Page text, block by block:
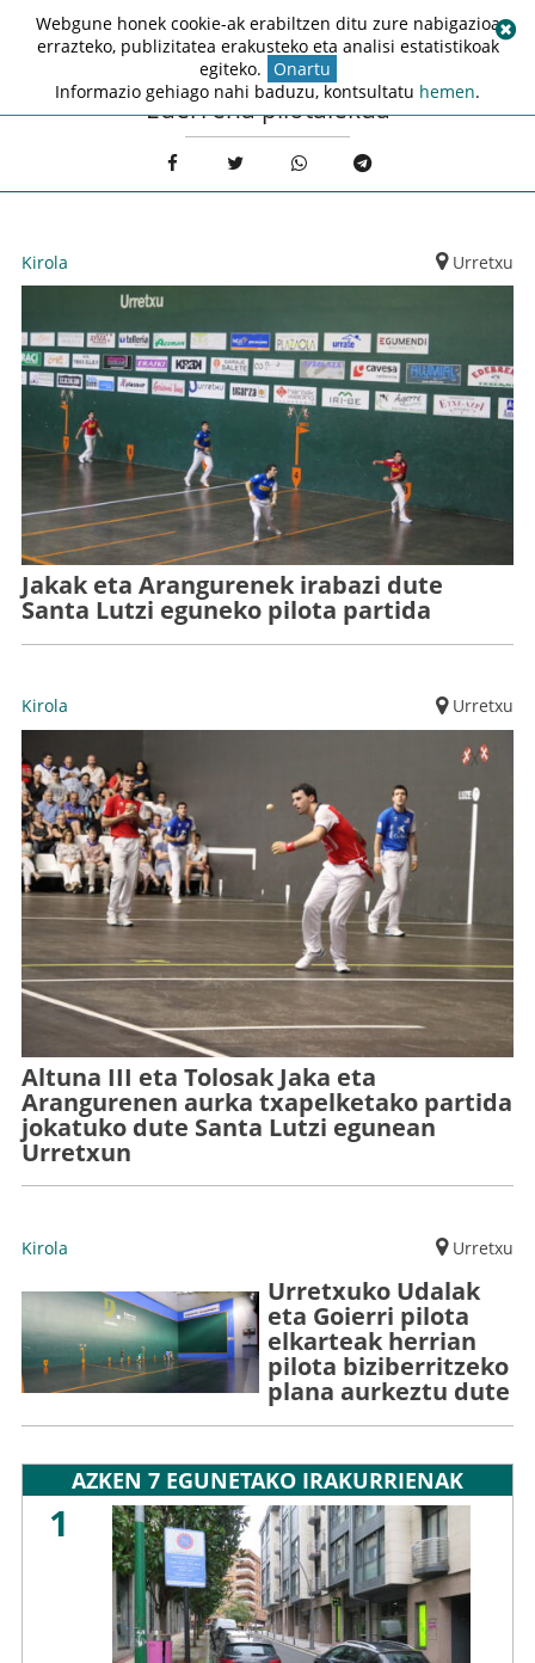
Ederrena pilotalekua
Kirola Urretxu
Jakak eta Arangurenek irabazi dute
Santa Lutzi eguneko pilota partida
Kirola Urretxu
Altuna III eta Tolosak Jaka eta
Arangurenen aurka txapelketako partida
jokatuko dute Santa Lutzi egunean
Urretxun
Kirola Urretxu
Urretxuko Udalak
eta Goierri pilota
elkarteak herrian
pilota biziberritzeko
plana aurkeztu dute
AZKEN 7 EGUNETAKO IRAKURRIENAK
1
Webgune honek cookie-ak erabiltzen ditu zure nabigazioa
errazteko, publizitatea erakusteko eta analisi estatistikoak
egiteko. Onartu
Informazio gehiago nahi baduzu, kontsultatu hemen.